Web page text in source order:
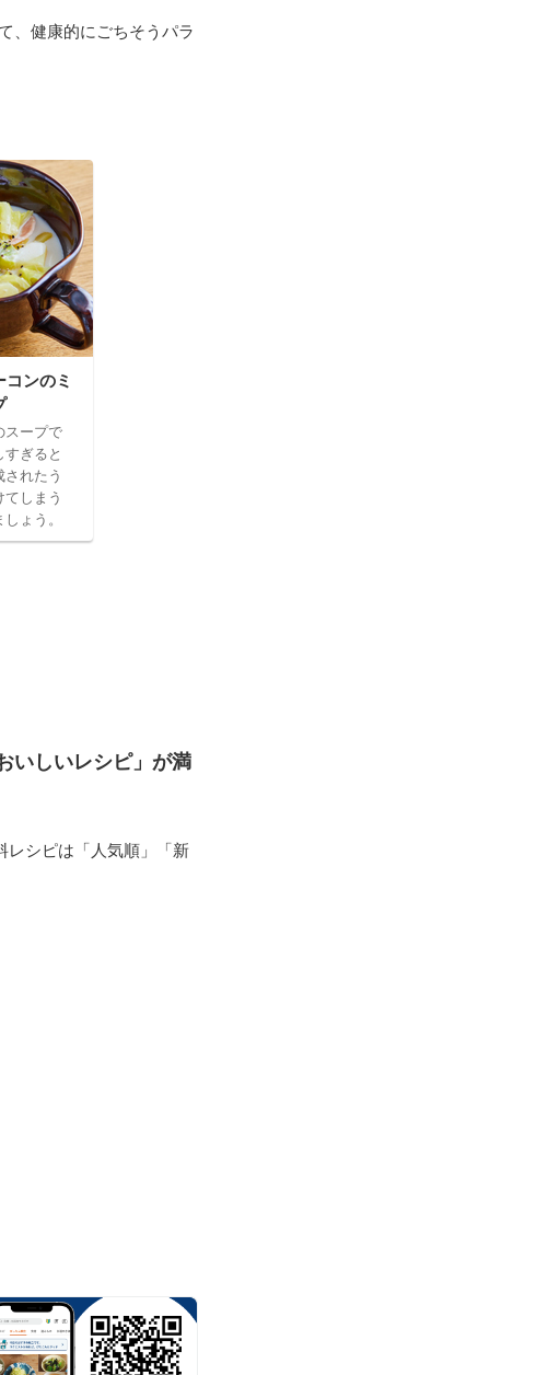
、健康的にごちそうパラ
ンのミ
スープで
ぎると
れたう
しまう
ょう。
いしいレシピ」が満
レシピは「人気順」「新